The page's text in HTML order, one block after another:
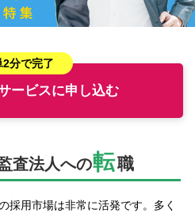
USCPA（米国公認会計士）の求人
女性会計士の転職
個別転職相談会・セミナー
ご利用ガイド
2分で完了
ービスに申し込む
査法人への転職
採用市場は非常に活発です。多く